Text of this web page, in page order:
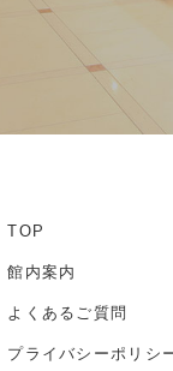
TOP
館内案内
よくあるご質問
プライバシーポリシ